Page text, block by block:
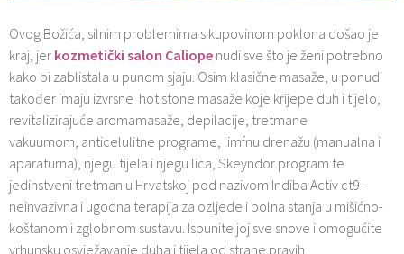
Ovog Božića, silnim problemima s kupovinom poklona došao je
kraj, jer kozmetički salon Caliope nudi sve što je ženi potrebno
kako bi zablistala u punom sjaju. Osim klasične masaže, u ponudi
također imaju izvrsne hot stone masaže koje krijepe duh i tijelo,
revitalizirajuće aromamasaže, depilacije, tretmane
vakuumom, anticelulitne programe, limfnu drenažu (manualna i
aparaturna), njegu tijela i njegu lica, Skeyndor program te
jedinstveni tretman u Hrvatskoj pod nazivom Indiba Activ ct9 -
neinvazivna i ugodna terapija za ozljede i bolna stanja u mišićno-
koštanom i zglobnom sustavu. Ispunite joj sve snove i omogućite
vrhunsku osvježavanje duha i tijela od strane pravih